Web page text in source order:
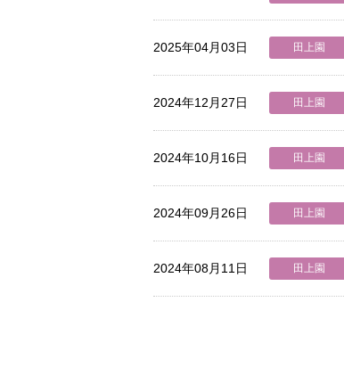
2025年04月03日 田上園
2024年12月27日 田上園
2024年10月16日 田上園
2024年09月26日 田上園
2024年08月11日 田上園